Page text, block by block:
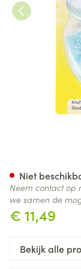
€ 11,49
Niet
Neem contact op
we samen de
Bekijk alle